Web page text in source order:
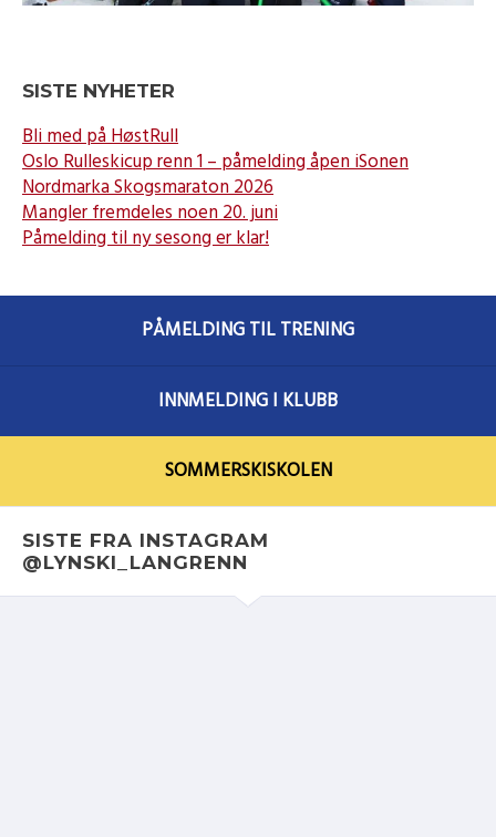
SISTE NYHETER
Bli med på HøstRull
Oslo Rulleskicup renn 1 – påmelding åpen iSonen
Nordmarka Skogsmaraton 2026
Mangler fremdeles noen 20. juni
Påmelding til ny sesong er klar!
PÅMELDING TIL TRENING
INNMELDING I KLUBB
SOMMERSKISKOLEN
SISTE FRA INSTAGRAM
@LYNSKI_LANGRENN